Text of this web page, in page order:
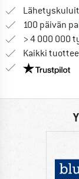
100 päivän
> 4 000 000
Kaikki